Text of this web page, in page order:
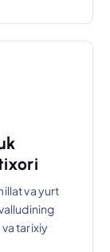
va yurt
tarixiy